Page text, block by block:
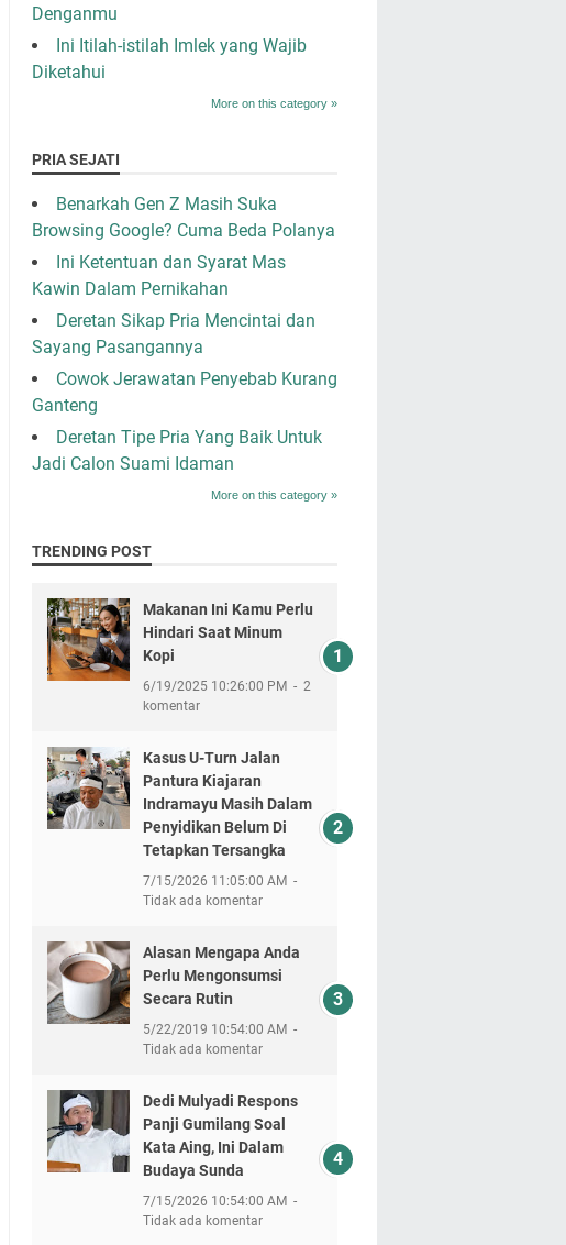
Denganmu
Ini Itilah-istilah Imlek yang Wajib
Diketahui
More on this category »
PRIA SEJATI
Benarkah Gen Z Masih Suka
Browsing Google? Cuma Beda Polanya
Ini Ketentuan dan Syarat Mas
Kawin Dalam Pernikahan
Deretan Sikap Pria Mencintai dan
Sayang Pasangannya
Cowok Jerawatan Penyebab Kurang
Ganteng
Deretan Tipe Pria Yang Baik Untuk
Jadi Calon Suami Idaman
More on this category »
TRENDING POST
Makanan Ini Kamu Perlu
Hindari Saat Minum
Kopi
6/19/2025 10:26:00 PM
2
komentar
Kasus U-Turn Jalan
Pantura Kiajaran
Indramayu Masih Dalam
Penyidikan Belum Di
Tetapkan Tersangka
7/15/2026 11:05:00 AM
Tidak ada komentar
Alasan Mengapa Anda
Perlu Mengonsumsi
Secara Rutin
5/22/2019 10:54:00 AM
Tidak ada komentar
Dedi Mulyadi Respons
Panji Gumilang Soal
Kata Aing, Ini Dalam
Budaya Sunda
7/15/2026 10:54:00 AM
Tidak ada komentar